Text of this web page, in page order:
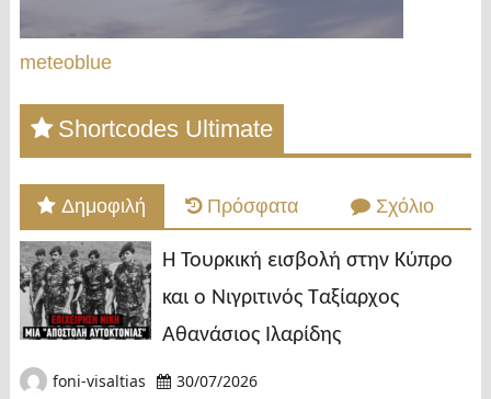
meteoblue
Shortcodes Ultimate
Δημοφιλή Πρόσφατα Σχόλιο
Η Τουρκική εισβολή στην Κύπρο
και ο Νιγριτινός Ταξίαρχος
Αθανάσιος Ιλαρίδης
foni-visaltias 30/07/2026